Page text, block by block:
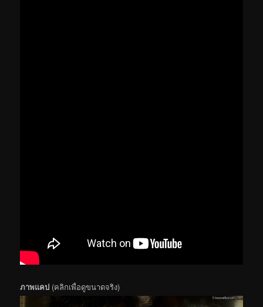
ภาพแคป (คลิกเพื่อดูขนาดจริง)